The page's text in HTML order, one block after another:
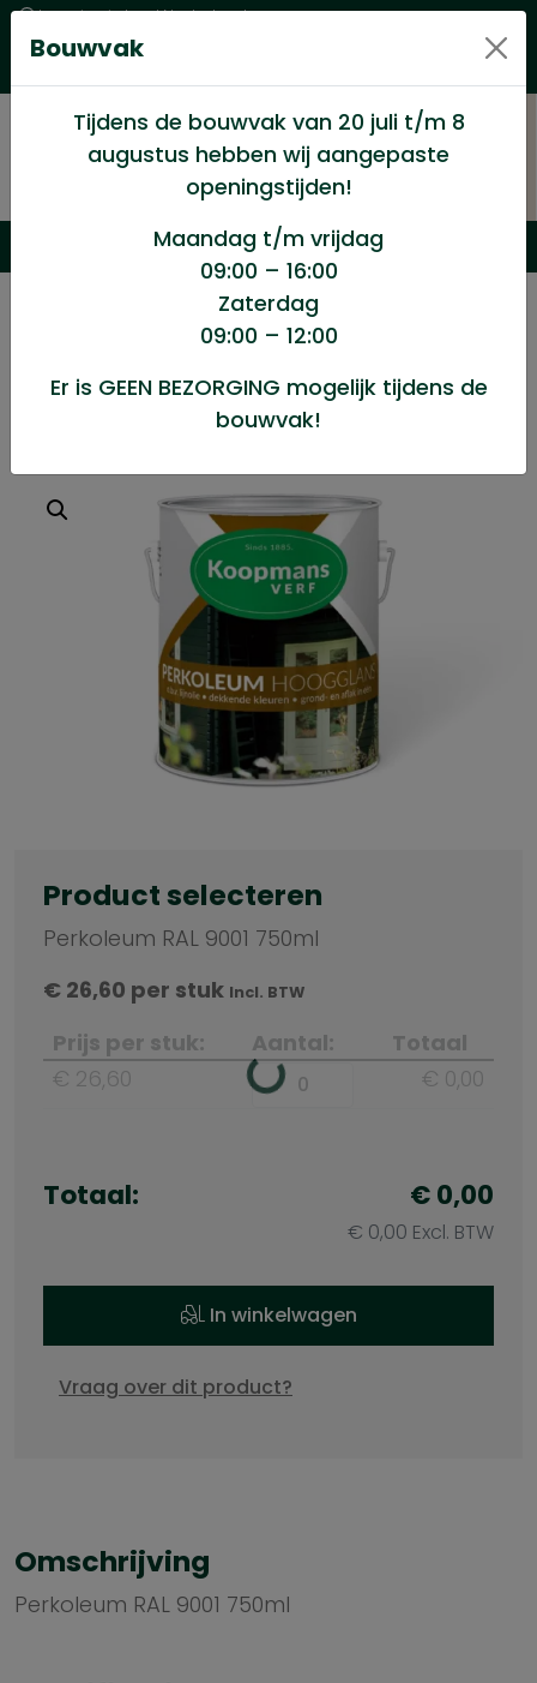
Levering in heel Nederland
Goede kwaliteitsproducten met een eerlijke prijs
Verf en Verfwaren/
Perkoleum RAL 9001 750ml
Perkoleum RAL 9001 750ml
Product selecteren
Perkoleum RAL 9001 750ml
€ 26,60 per stuk Incl. BTW
Prijs per stuk: Aantal:
Totaal
€ 26,60
€ 0,00
Totaal: € 0,00
€ 0,00 Excl. BTW
In winkelwagen
Vraag over dit product?
Omschrijving
Perkoleum RAL 9001 750ml
Bouwvak
Tijdens de bouwvak van 20 juli t/m 8
augustus hebben wij aangepaste
openingstijden!
Maandag t/m vrijdag
09:00 – 16:00
Zaterdag
09:00 – 12:00
Er is GEEN BEZORGING mogelijk tijdens de
bouwvak!